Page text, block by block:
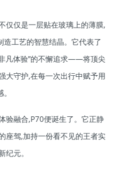
仅仅是一层贴在玻璃上的薄膜,
工艺的智慧结晶。它代表了
凡体验”的不懈追求——将顶尖
大守护,在每一次出行中赋予用
验融合,P70便诞生了。它正静
座驾,加持一份看不见的王者实
元。